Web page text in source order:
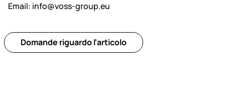
Email: info@voss-group.eu
Domande riguardo l'articolo